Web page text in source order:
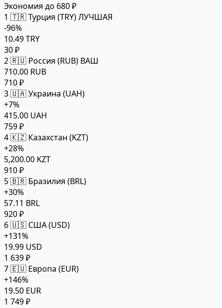
Экономия до 680 ₽
1 🇹🇷 Турция (TRY)ЛУЧШАЯ
-96%
10.49 TRY
30 ₽
2🇷🇺 Россия (RUB) ВАШ
710.00 RUB
710 ₽
3🇺🇦 Украина (UAH)
+7%
415.00 UAH
759 ₽
4🇰🇿 Казахстан (KZT)
+28%
5,200.00 KZT
910 ₽
5🇧🇷 Бразилия (BRL)
+30%
57.11 BRL
920 ₽
6🇺🇸 США (USD)
+131%
19.99 USD
1 639 ₽
7🇪🇺 Европа (EUR)
+146%
19.50 EUR
1 749 ₽